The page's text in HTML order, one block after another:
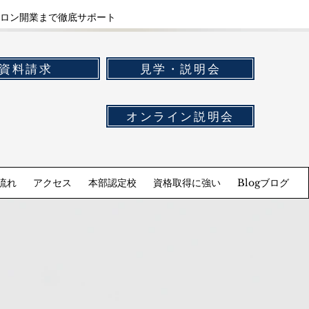
ン開業まで徹底サポート
料請求 見学・説明会
オンライン説明会
れ アクセス 本部認定校 資格取得に強い Blogブログ